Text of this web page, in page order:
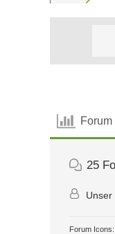
25
Unser
Forum Icons: